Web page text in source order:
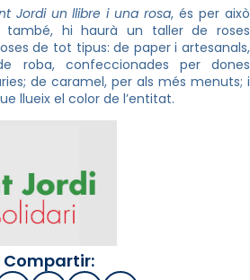
Jordi un llibre i una rosa, és per això
hi haurà un taller de roses
de tot tipus: de paper i artesanals,
roba, confeccionades per dones
de caramel, per als més menuts; i
llueix el color de l’entitat.
Compartir: